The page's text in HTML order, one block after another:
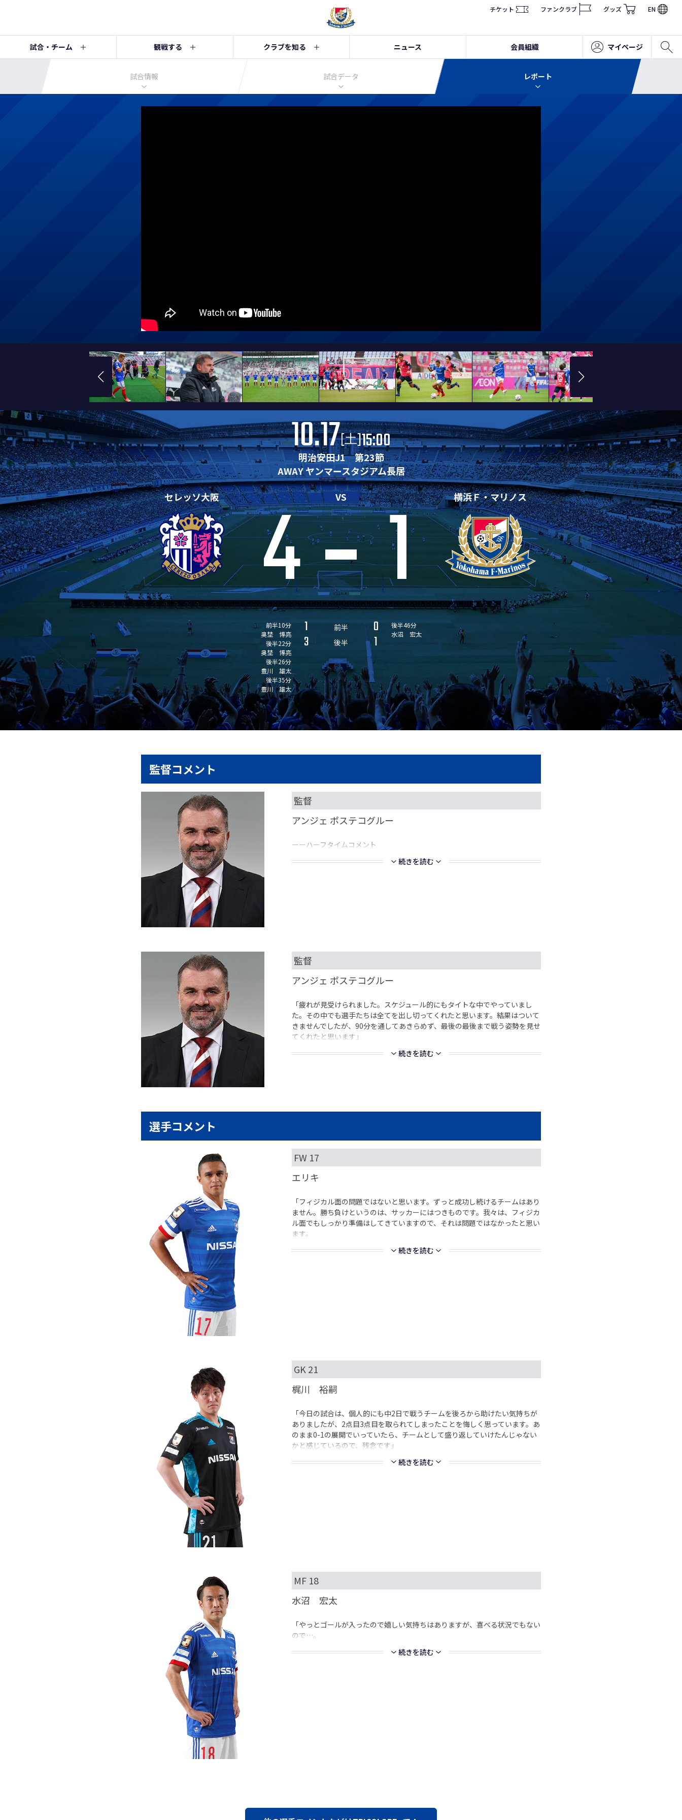
チケット ファンクラブ グッズ EN
試合・チーム 観戦する クラブを知る ニュース 会員組織 マイページ
試合情報 試合データ レポート
10.17[土]15:00
明治安田J1 第23節
AWAY ヤンマースタジアム長居
セレッソ大阪
VS 横浜Ｆ・マリノス
4 1
前半10分
奥埜 博亮
後半22分
奥埜 博亮
後半26分
豊川 雄太
後半35分
豊川 雄太
1 前半
0
3
後半 1
後半46分
水沼 宏太
監督コメント
監督
アンジェ ポステコグルー
ーーハーフタイムコメント
続きを読む
監督
アンジェ ポステコグルー
「疲れが見受けられました。スケジュール的にもタイトな中でやっていまし
た。その中でも選手たちは全てを出し切ってくれたと思います。結果はついて
きませんでしたが、90分を通してあきらめず、最後の最後まで戦う姿勢を見せ
てくれたと思います」
続きを読む
選手コメント
FW 17
エリキ
「フィジカル面の問題ではないと思います。ずっと成功し続けるチームはあり
ません。勝ち負けというのは、サッカーにはつきものです。我々は、フィジカ
ル面でもしっかり準備はしてきていますので、それは問題ではなかったと思い
ます。
続きを読む
GK 21
梶川 裕嗣
「今日の試合は、個人的にも中2日で戦うチームを後ろから助けたい気持ちが
ありましたが、2点目3点目を取られてしまったことを悔しく思っています。あ
のまま0-1の展開でいっていたら、チームとして盛り返していけたんじゃない
かと感じているので、残念です」
続きを読む
MF 18
水沼 宏太
「やっとゴールが入ったので嬉しい気持ちはありますが、喜べる状況でもない
ので…。
続きを読む